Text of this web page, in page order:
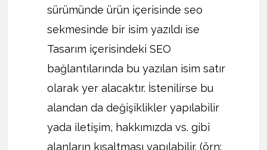
sürümünde ürün içerisinde seo
sekmesinde bir isim yazıldı ise
Tasarım içerisindeki SEO
bağlantılarında bu yazılan isim satır
olarak yer alacaktır. İstenilirse bu
alandan da değişiklikler yapılabilir
yada iletişim, hakkımızda vs. gibi
alanların kısaltması yapılabilir. (örn: